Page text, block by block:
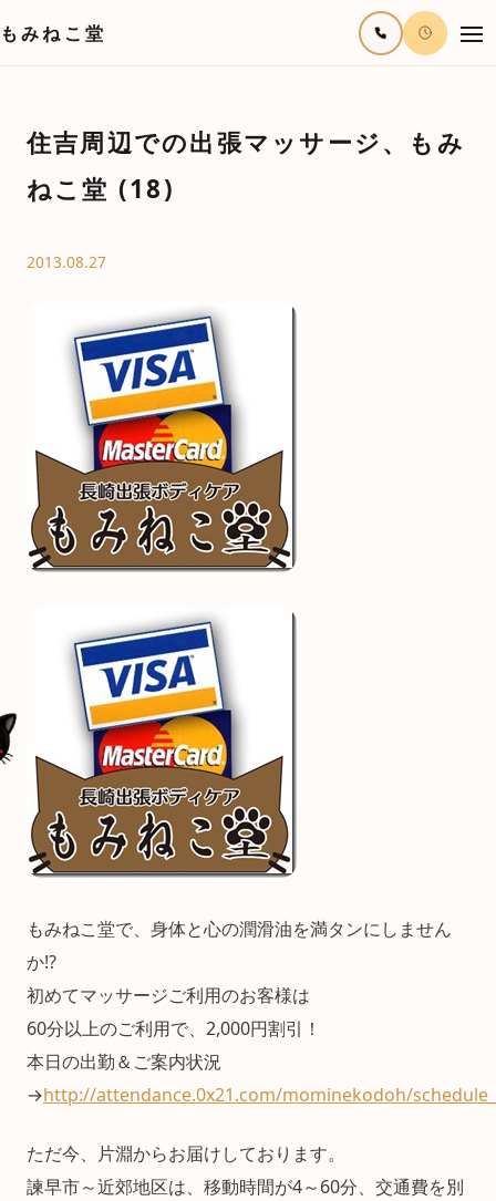
もみねこ堂
住吉周辺での出張マッサージ、もみ
ねこ堂 (18)
2013.08.27
もみねこ堂で、身体と心の潤滑油を満タンにしません
か!?
初めてマッサージご利用のお客様は
60分以上のご利用で、2,000円割引！
本日の出勤＆ご案内状況
→http://attendance.0x21.com/mominekodoh/
ただ今、片淵からお届けしております。
諫早市～近郊地区は、移動時間が4～60分、交通費を別